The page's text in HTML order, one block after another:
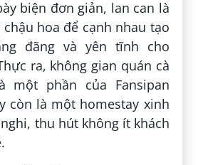
biện đơn giản, lan can là
hoa để cạnh nhau tạo
đãng và yên tĩnh cho
ra, không gian quán cà
một phần của Fansipan
còn là một homestay xinh
thu hút không ít khách